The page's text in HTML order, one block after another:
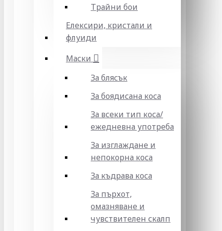
Трайни бои
Елексири, кристали и
флуиди
Маски
За блясък
За боядисана коса
За всеки тип коса/
ежедневна употреба
За изглаждане и
непокорна коса
За къдрава коса
За пърхот,
омазняване и
чувствителен скалп